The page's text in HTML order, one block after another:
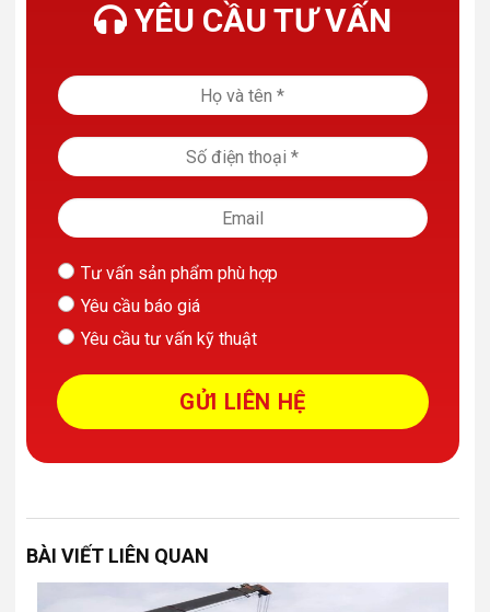
YÊU CẦU TƯ VẤN
Tư vấn sản phẩm phù hợp
Yêu cầu báo giá
Yêu cầu tư vấn kỹ thuật
BÀI VIẾT LIÊN QUAN